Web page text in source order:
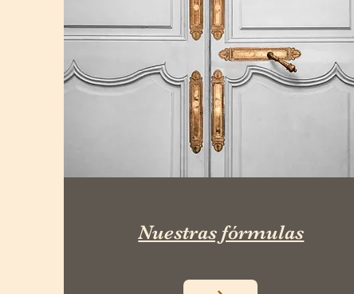
Nuestras fórmulas